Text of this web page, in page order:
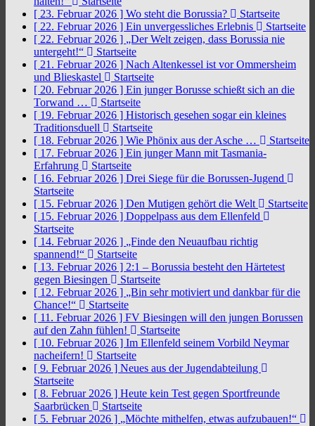
[ 23. Februar 2026 ] Wo steht die Borussia?
Startseite
[ 22. Februar 2026 ] Ein unvergessliches Erlebnis
Startseite
[ 22. Februar 2026 ] „Der Welt zeigen, dass Borussia nie
untergeht!“
Startseite
[ 21. Februar 2026 ] Nach Altenkessel ist vor Ommersheim
und Blieskastel
Startseite
[ 20. Februar 2026 ] Ein junger Borusse schießt sich an die
Torwand …
Startseite
[ 19. Februar 2026 ] Historisch gesehen sogar ein kleines
Traditionsduell
Startseite
[ 18. Februar 2026 ] Wie Phönix aus der Asche …
Startseite
[ 17. Februar 2026 ] Ein junger Mann mit Tasmania-
Erfahrung
Startseite
[ 16. Februar 2026 ] Drei Siege für die Borussen-Jugend
Startseite
[ 15. Februar 2026 ] Den Mutigen gehört die Welt
Startseite
[ 15. Februar 2026 ] Doppelpass aus dem Ellenfeld
Startseite
[ 14. Februar 2026 ] „Finde den Neuaufbau richtig
spannend!“
Startseite
[ 13. Februar 2026 ] 2:1 – Borussia besteht den Härtetest
gegen Biesingen
Startseite
[ 12. Februar 2026 ] „Bin sehr motiviert und dankbar für die
Chance!“
Startseite
[ 11. Februar 2026 ] FV Biesingen will den jungen Borussen
auf den Zahn fühlen!
Startseite
[ 10. Februar 2026 ] Im Ellenfeld seinem Vorbild Neymar
nacheifern!
Startseite
[ 9. Februar 2026 ] Neues aus der Jugendabteilung
Startseite
[ 8. Februar 2026 ] Heute kein Test gegen Sportfreunde
Saarbrücken
Startseite
[ 5. Februar 2026 ] „Möchte mithelfen, etwas aufzubauen!“